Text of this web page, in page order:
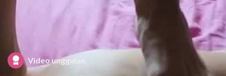
Video unggulan